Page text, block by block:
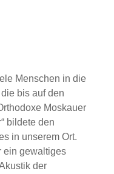
Menschen in die
bis auf den
Moskauer
bildete den
in unserem Ort.
ein gewaltiges
der